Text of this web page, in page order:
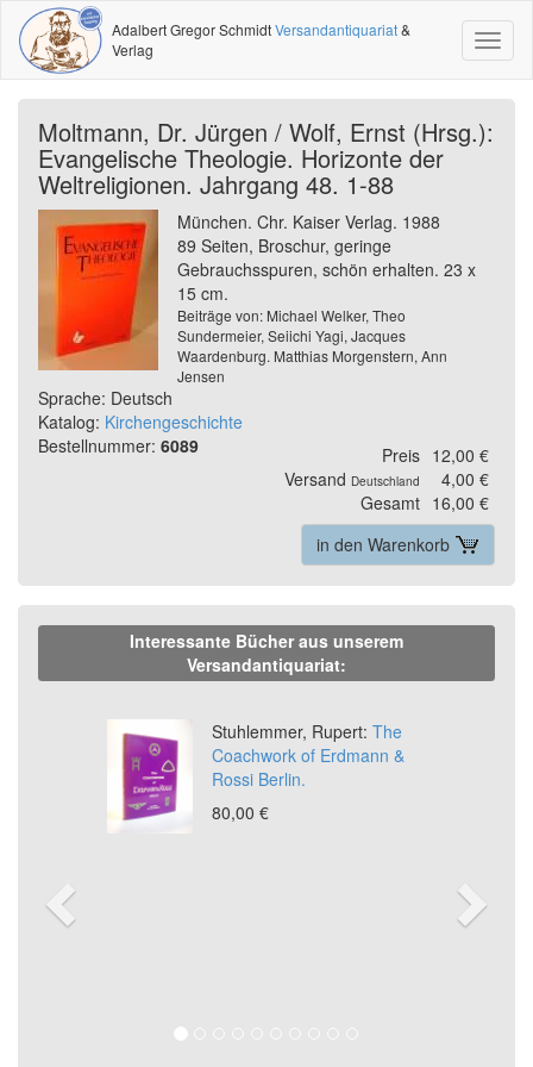
Adalbert Gregor SchmidtVersandantiquariat&
Verlag
Moltmann, Dr. Jürgen / Wolf, Ernst (Hrsg.):
Evangelische Theologie. Horizonte der
Weltreligionen. Jahrgang 48. 1-88
München. Chr. Kaiser Verlag. 1988
89 Seiten, Broschur, geringe
Gebrauchsspuren, schön erhalten. 23 x
15 cm.
Beiträge von: Michael Welker, Theo
Sundermeier, Seiichi Yagi, Jacques
Waardenburg. Matthias Morgenstern, Ann
Jensen
Sprache: Deutsch
Katalog: Kirchengeschichte
Bestellnummer: 6089 Preis 12,00 €
Versand Deutschland
4,00 €
Gesamt 16,00 €
in den Warenkorb
Interessante Bücher aus unserem
Versandantiquariat:
Stuhlemmer, Rupert: The
Coachwork of Erdmann &
Rossi Berlin.
80,00 €
Previous